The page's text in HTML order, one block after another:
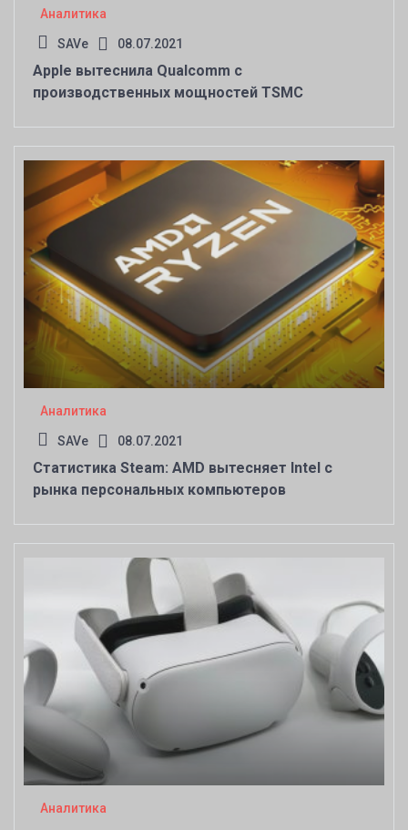
Аналитика
SAVe 08.07.2021
Apple вытеснила Qualcomm с
производственных мощностей TSMC
Аналитика
SAVe 08.07.2021
Статистика Steam: AMD вытесняет Intel с
рынка персональных компьютеров
Аналитика